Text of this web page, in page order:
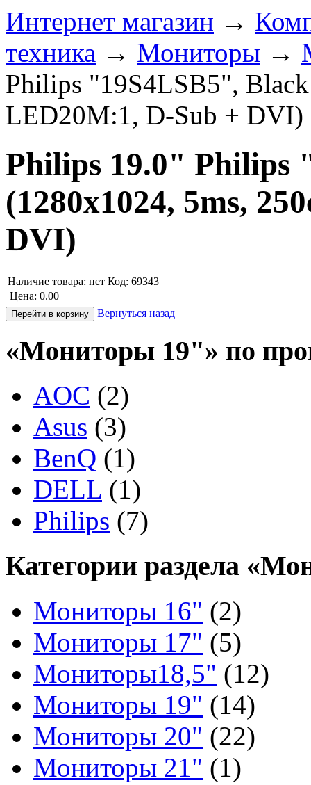
Интернет магазин →
техника → Мониторы →
Philips "19S4LSB5",
LED20M:1, D-Sub + DVI)
Philips 19.0" Philips
(1280x1024, 5ms,
DVI)
Наличие товара: нет Код: 69343
Цена: 0.00
Вернуться назад
«Мониторы 19"» по
AOC (2)
Asus (3)
BenQ (1)
DELL (1)
Philips (7)
Категории раздела
Мониторы 16" (2)
Мониторы 17" (5)
Мониторы18,5" (12)
Мониторы 19" (14)
Мониторы 20" (22)
Мониторы 21" (1)